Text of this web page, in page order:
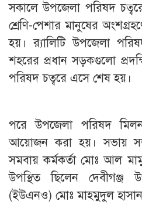
সকালে উপজেলা পরিষদ
শ্রেণি-পেশার মানুষের
হয়। র‌্যালিটি উপজেলা
শহরের প্রধান সড়কগুলো
পরিষদ চত্বরে এসে শেষ হয়।
পরে উপজেলা পরিষদ
আয়োজন করা হয়। সভায়
সমবায় কর্মকর্তা মোঃ আল
উপস্থিত ছিলেন দেবীগঞ্জ
(ইউএনও) মোঃ মাহমুদুল